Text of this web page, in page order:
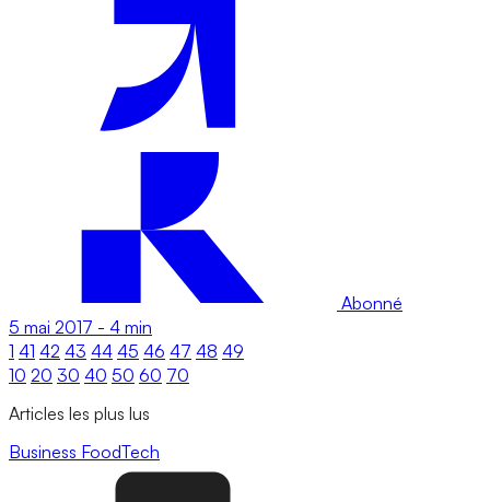
Abonné
5 mai 2017 - 4 min
1 41 42 43 44 45 46 47 48 49
10 20 30 40 50 60 70
Articles les plus lus
Business FoodTech